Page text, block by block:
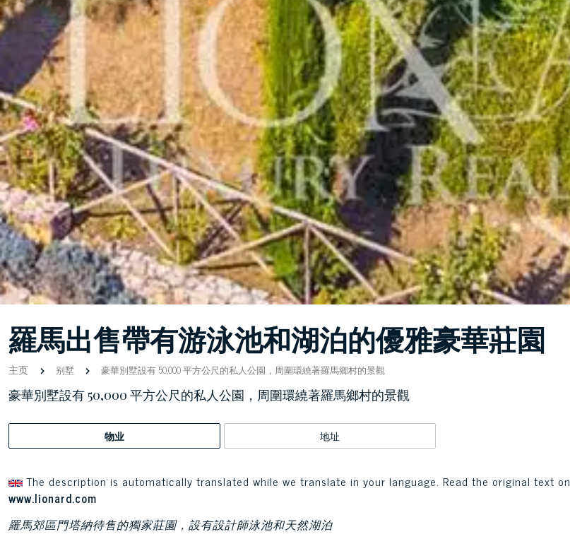
羅馬出售帶有游泳池和湖泊的優雅豪華莊園
主页 别墅 豪華別墅設有 50,000 平方公尺的私人公園，周圍環繞著羅馬鄉村的景觀
豪華別墅設有 50,000 平方公尺的私人公園，周圍環繞著羅馬鄉村的景觀
物业 地址
The description is automatically translated while we translate in your language. Read the original text on
www.lionard.com
羅馬郊區門塔納待售的獨家莊園，設有設計師泳池和天然湖泊